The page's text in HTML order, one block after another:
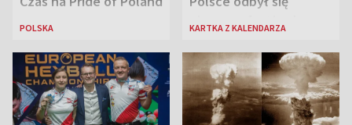
POLSKA
pierwszy festiwal
KARTKA Z KALENDARZA